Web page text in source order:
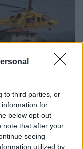
to third parties, or
information for
below opt-out
note that after your
seeing
utilized by
Torino, automjeti
persona pranë